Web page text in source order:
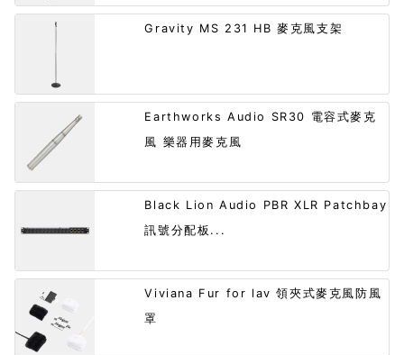
Gravity MS 231 HB 麥克風支架
Earthworks Audio SR30 電容式麥克
風 樂器用麥克風
Black Lion Audio PBR XLR Patchbay
訊號分配板...
Viviana Fur for lav 領夾式麥克風防風
罩